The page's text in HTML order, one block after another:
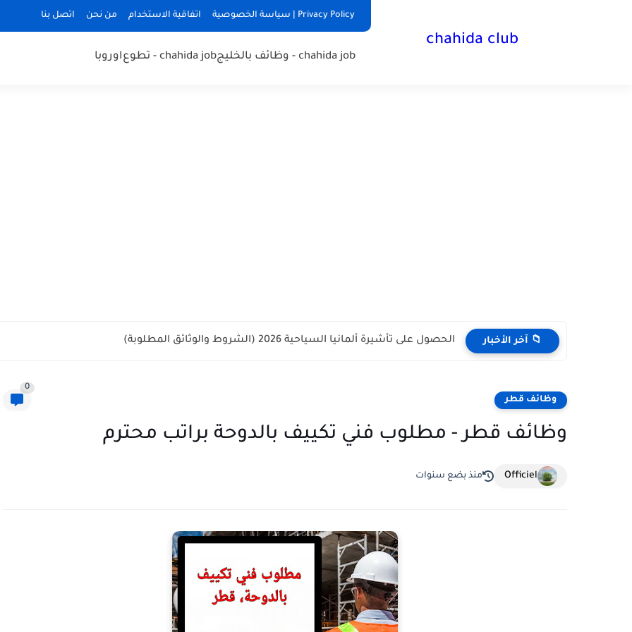
Privacy Policy | سياسة الخصوصية اتفاقية الاستخدام من نحن اتصل بنا
chahida club
chahida job - وظائف بالخليج chahida job - تطوع اوروبا
📁 آخر الأخبار الحصول على تأشيرة ألمانيا السياحية 2026 (الشروط والوثائق المطلوبة)
وظائف قطر
0
وظائف قطر - مطلوب فني تكييف بالدوحة براتب محترم
Officiel منذ بضع سنوات